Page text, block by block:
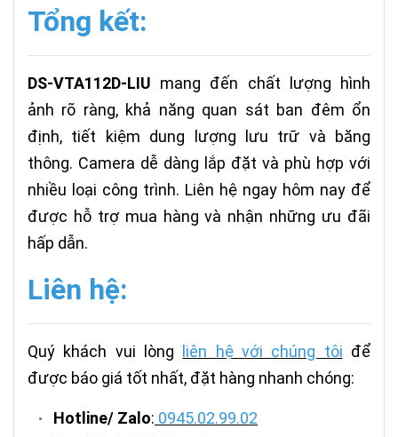
Tổng kết:
DS-VTA112D-LIU mang đến chất lượng hình
ảnh rõ ràng, khả năng quan sát ban đêm ổn
định, tiết kiệm dung lượng lưu trữ và băng
thông. Camera dễ dàng lắp đặt và phù hợp với
nhiều loại công trình. Liên hệ ngay hôm nay để
được hỗ trợ mua hàng và nhận những ưu đãi
hấp dẫn.
Liên hệ:
Quý khách vui lòng liên hệ với chúng tôi để
được báo giá tốt nhất, đặt hàng nhanh chóng:
• Hotline/ Zalo: 0945.02.99.02